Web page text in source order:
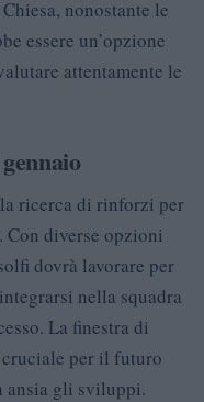
nonostante le
essere un’opzione
attentamente le
ricerca di rinforzi per
diverse opzioni
dovrà lavorare per
nella squadra
La finestra di
per il futuro
ansia gli sviluppi.